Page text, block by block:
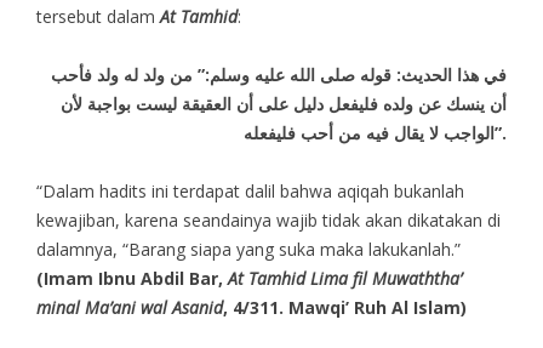
tersebut dalamAt Tamhid:
في هذا الحديث: قوله صلى الله عليه وسلم:” من ولد له ولد فأحب
أن ينسك عن ولده فليفعل دليل على أن العقيقة ليست بواجبة لأن
الواجب لا يقال فيه من أحب فليفعله”.
“Dalam hadits ini terdapat dalil bahwa aqiqah bukanlah
kewajiban, karena seandainya wajib tidak akan dikatakan di
dalamnya, “Barang siapa yang suka maka lakukanlah.”
(Imam Ibnu Abdil Bar,At Tamhid Lima fil Muwaththa’
minal Ma’ani wal Asanid, 4/311. Mawqi’ Ruh Al Islam)